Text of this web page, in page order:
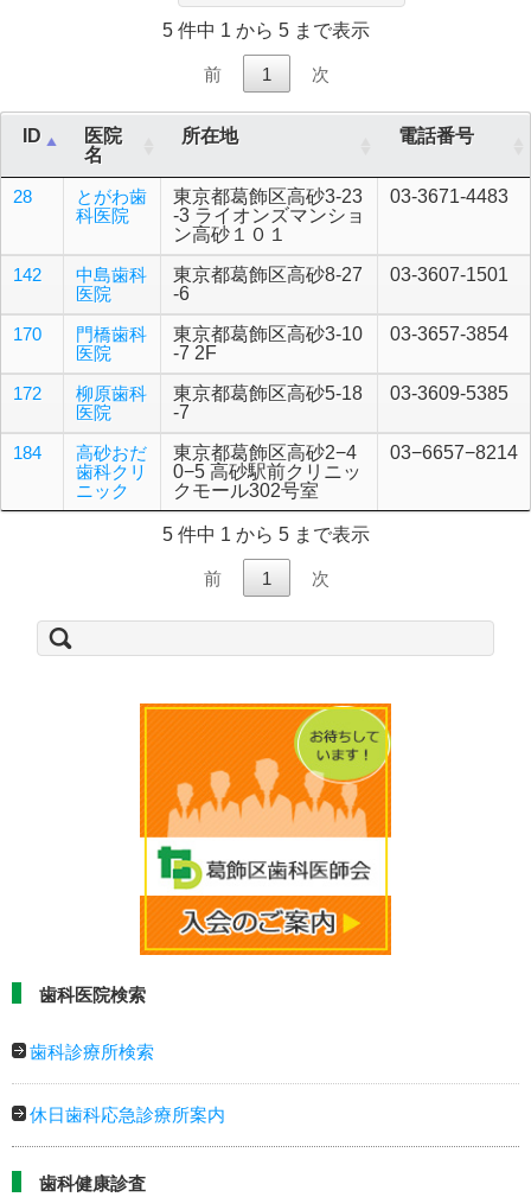
5 件中 1 から 5 まで表示
前 1 次
ID
医院
名
所在地 電話番号
28
とがわ歯
科医院
東京都葛飾区高砂3-23
-3 ライオンズマンショ
ン高砂１０１
03-3671-4483
142
中島歯科
医院
東京都葛飾区高砂8-27
-6
03-3607-1501
170
門橋歯科
医院
東京都葛飾区高砂3-10
-7 2F
03-3657-3854
172
柳原歯科
医院
東京都葛飾区高砂5-18
-7
03-3609-5385
184
高砂おだ
歯科クリ
ニック
東京都葛飾区高砂2−4
0−5 高砂駅前クリニッ
クモール302号室
03−6657−8214
5 件中 1 から 5 まで表示
前 1
次
索:
歯科医院検索
歯科診療所検索
休日歯科応急診療所案内
歯科健康診査